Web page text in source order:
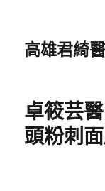
高雄君綺
卓筱芸
頭粉刺